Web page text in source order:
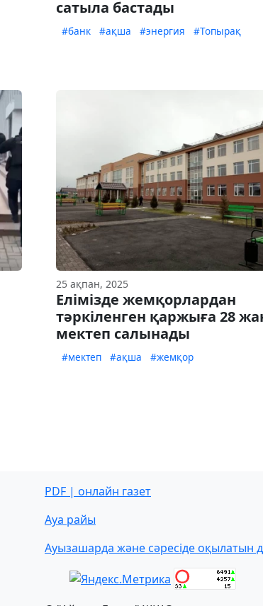
сатыла бастады
#банк #ақша #энергия #Топырақ
25 ақпан, 2025
Елімізде жемқорлардан
тәркіленген қаржыға 28
мектеп салынады
#мектеп #ақша #жемқор
PDF | онлайн газет
Ауа райы
Ауызашарда және сәресіде оқылатын